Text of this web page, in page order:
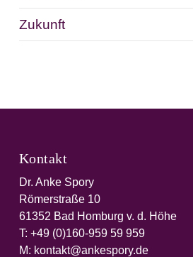
Zukunft
Kontakt
Dr. Anke Spory
Römerstraße 10
61352 Bad Homburg v. d. Höhe
T: +49 (0)160-959 59 959‬
M: kontakt@ankespory.de